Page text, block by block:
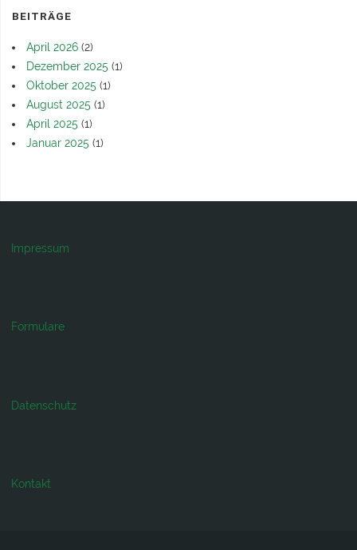
BEITRÄGE
April 2026 (2)
Dezember 2025 (1)
Oktober 2025 (1)
August 2025 (1)
April 2025 (1)
Januar 2025 (1)
Impressum
Formulare
Datenschutz
Kontakt